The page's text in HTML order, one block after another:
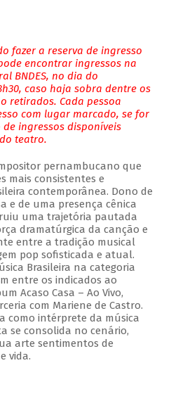
fazer a reserva de ingresso
encontrar ingressos na
BNDES, no dia do
caso haja sobra dentre os
retirados. Cada pessoa
com lugar marcado, se for
ingressos disponíveis
teatro.
pernambucano que
mais consistentes e
contemporânea. Dono de
e de uma presença cênica
uma trajetória pautada
dramatúrgica da canção e
entre a tradição musical
pop sofisticada e atual.
Brasileira na categoria
entre os indicados ao
Acaso Casa – Ao Vivo,
com Mariene de Castro.
como intérprete da música
se consolida no cenário,
arte sentimentos de
vida.